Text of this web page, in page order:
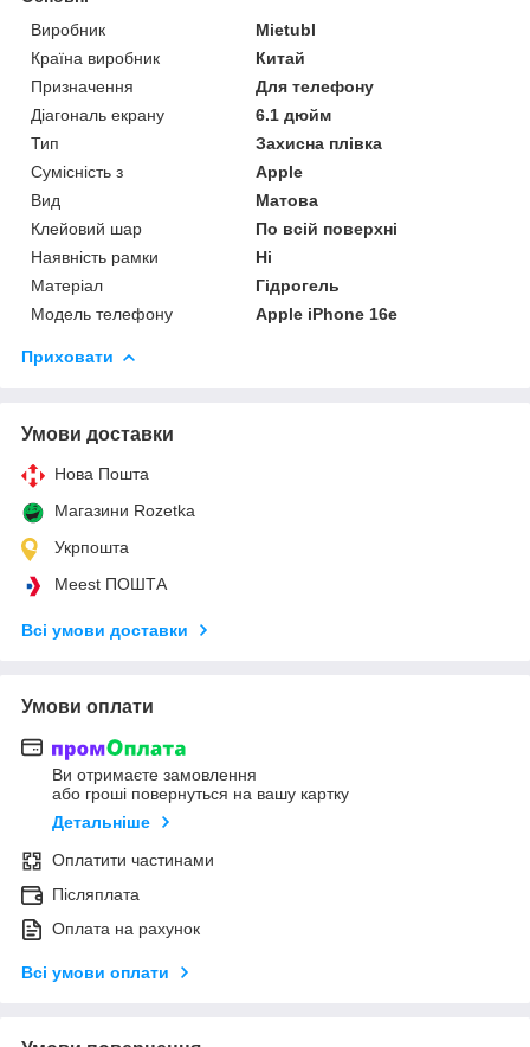
Виробник
Mietubl
Країна виробник
Китай
Призначення
Для телефону
Діагональ екрану
6.1 дюйм
Тип
Захисна плівка
Сумісність з
Apple
Вид
Матова
Клейовий шар
По всій поверхні
Наявність рамки
Ні
Матеріал
Гідрогель
Модель телефону
Apple iPhone 16e
Приховати
Умови доставки
Нова Пошта
Магазини Rozetka
Укрпошта
Meest ПОШТА
Всі умови доставки
Умови оплати
Ви отримаєте замовлення
або гроші повернуться на вашу картку
Детальніше
Оплатити частинами
Післяплата
Оплата на рахунок
Всі умови оплати